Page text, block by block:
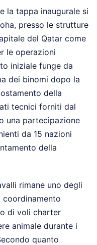
la tappa inaugurale si
presso le strutture
del Qatar come
le operazioni
iniziale funge da
dei binomi dopo la
della
tecnici forniti dal
una partecipazione
da 15 nazioni
della
rimane uno degli
di voli charter
animale durante i
quanto